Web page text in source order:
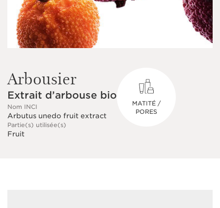
Arbousier
Extrait d’arbouse bio
Nom INCI
Arbutus unedo fruit extract
Partie(s) utilisée(s)
Fruit
MATITÉ /
PORES